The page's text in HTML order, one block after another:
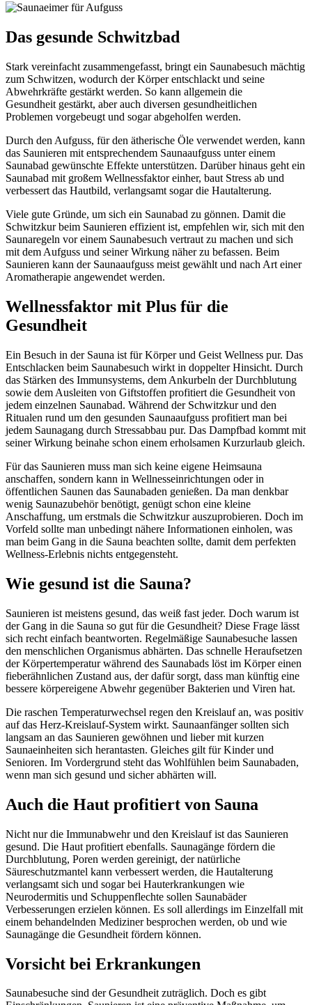
Das gesunde Schwitzbad
Stark vereinfacht zusammengefasst, bringt ein Saunabesuch mächtig
zum Schwitzen, wodurch der Körper entschlackt und seine
Abwehrkräfte gestärkt werden. So kann allgemein die
Gesundheit gestärkt, aber auch diversen gesundheitlichen
Problemen vorgebeugt und sogar abgeholfen werden.
Durch den Aufguss, für den ätherische Öle verwendet werden, kann
das Saunieren mit entsprechendem Saunaaufguss unter einem
Saunabad gewünschte Effekte unterstützen. Darüber hinaus geht ein
Saunabad mit großem Wellnessfaktor einher, baut Stress ab und
verbessert das Hautbild, verlangsamt sogar die Hautalterung.
Viele gute Gründe, um sich ein Saunabad zu gönnen. Damit die
Schwitzkur beim Saunieren effizient ist, empfehlen wir, sich mit den
Saunaregeln vor einem Saunabesuch vertraut zu machen und sich
mit dem Aufguss und seiner Wirkung näher zu befassen. Beim
Saunieren kann der Saunaaufguss meist gewählt und nach Art einer
Aromatherapie angewendet werden.
Wellnessfaktor mit Plus für die
Gesundheit
Ein Besuch in der Sauna ist für Körper und Geist Wellness pur. Das
Entschlacken beim Saunabesuch wirkt in doppelter Hinsicht. Durch
das Stärken des Immunsystems, dem Ankurbeln der Durchblutung
sowie dem Ausleiten von Giftstoffen profitiert die Gesundheit von
jedem einzelnen Saunabad. Während der Schwitzkur und den
Ritualen rund um den gesunden Saunaaufguss profitiert man bei
jedem Saunagang durch Stressabbau pur. Das Dampfbad kommt mit
seiner Wirkung beinahe schon einem erholsamen Kurzurlaub gleich.
Für das Saunieren muss man sich keine eigene Heimsauna
anschaffen, sondern kann in Wellnesseinrichtungen oder in
öffentlichen Saunen das Saunabaden genießen. Da man denkbar
wenig Saunazubehör benötigt, genügt schon eine kleine
Anschaffung, um erstmals die Schwitzkur auszuprobieren. Doch im
Vorfeld sollte man unbedingt nähere Informationen einholen, was
man beim Gang in die Sauna beachten sollte, damit dem perfekten
Wellness-Erlebnis nichts entgegensteht.
Wie gesund ist die Sauna?
Saunieren ist meistens gesund, das weiß fast jeder. Doch warum ist
der Gang in die Sauna so gut für die Gesundheit? Diese Frage lässt
sich recht einfach beantworten. Regelmäßige Saunabesuche lassen
den menschlichen Organismus abhärten. Das schnelle Heraufsetzen
der Körpertemperatur während des Saunabads löst im Körper einen
fieberähnlichen Zustand aus, der dafür sorgt, dass man künftig eine
bessere körpereigene Abwehr gegenüber Bakterien und Viren hat.
Die raschen Temperaturwechsel regen den Kreislauf an, was positiv
auf das Herz-Kreislauf-System wirkt. Saunaanfänger sollten sich
langsam an das Saunieren gewöhnen und lieber mit kurzen
Saunaeinheiten sich herantasten. Gleiches gilt für Kinder und
Senioren. Im Vordergrund steht das Wohlfühlen beim Saunabaden,
wenn man sich gesund und sicher abhärten will.
Auch die Haut profitiert von Sauna
Nicht nur die Immunabwehr und den Kreislauf ist das Saunieren
gesund. Die Haut profitiert ebenfalls. Saunagänge fördern die
Durchblutung, Poren werden gereinigt, der natürliche
Säureschutzmantel kann verbessert werden, die Hautalterung
verlangsamt sich und sogar bei Hauterkrankungen wie
Neurodermitis und Schuppenflechte sollen Saunabäder
Verbesserungen erzielen können. Es soll allerdings im Einzelfall mit
einem behandelnden Mediziner besprochen werden, ob und wie
Saunagänge die Gesundheit fördern können.
Vorsicht bei Erkrankungen
Saunabesuche sind der Gesundheit zuträglich. Doch es gibt